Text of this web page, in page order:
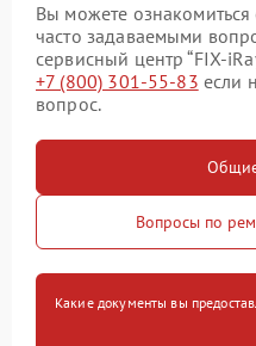
Вы можете
часто задаваемыми
сервисный центр “FIX-
+7 (800) 301-55-83 если
вопрос.
Вопросы по
Какие документы вы